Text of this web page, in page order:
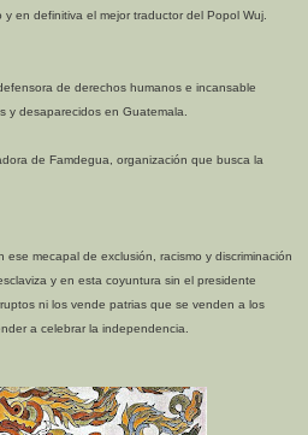
y en definitiva el mejor traductor del Popol Wuj.
de derechos humanos e incansable
y desaparecidos en Guatemala.
de Famdegua, organización que busca la
mecapal de exclusión, racismo y discriminación
y en esta coyuntura sin el presidente
ni los vende patrias que se venden a los
a celebrar la independencia.